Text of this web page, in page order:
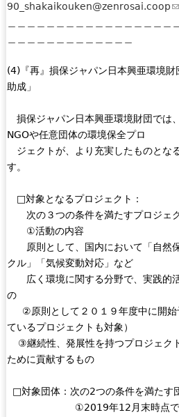
90_shakaikouken@zenrosai.coop(
k
n
s
a
l
(4)『再』損保ジャパン日本興亜環境
助成」
損保ジャパン日本興亜環境財団では
NGOや任意団体の環境保全プロ
ジェクトが、より充実したものとな
す。
□対象となるプロジェクト：
次の３つの条件を満たすプロジェク
①活動の内容
原則として、国内において「自然
クル」「気候変動対応」など
広く環境に関する分野で、実践的
の
②原則として２０１９年度中に開始
ているプロジェクトも対象）
③継続性、発展性を持つプロジェク
ために貢献するもの
□対象団体：次の2つの条件を満たす
①2019年12月末時点で公益